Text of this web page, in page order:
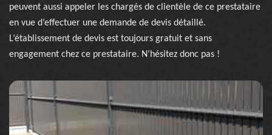
peuvent aussi appeler les chargés de clientèle de ce prestataire
en vue d’effectuer une demande de devis détaillé.
L’établissement de devis est toujours gratuit et sans
engagement chez ce prestataire. N’hésitez donc pas !